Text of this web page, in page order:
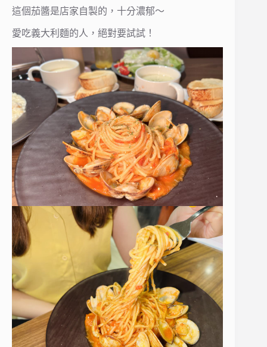
這個茄醬是店家自製的，十分濃郁～
愛吃義大利麵的人，絕對要試試！